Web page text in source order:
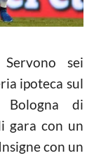
sei
ipoteca sul
di
gara con un
con un